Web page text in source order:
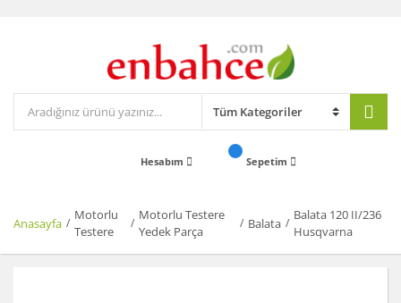
Hesabım Sepetim
Anasayfa
Motorlu
Testere
Motorlu Testere
Yedek Parça
Balata
Balata 120 II/236
Husqvarna